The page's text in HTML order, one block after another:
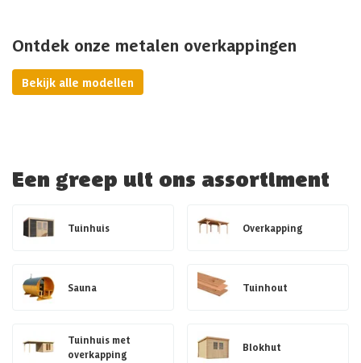
Ontdek onze metalen overkappingen
Bekijk alle modellen
Een greep uit ons assortiment
Tuinhuis Overkapping
Sauna Tuinhout
Tuinhuis met
overkapping
Blokhut